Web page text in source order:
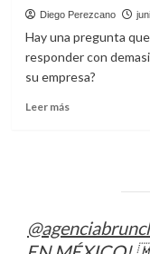
no
está
en
el
Diego Perezcano
Hay una pregunta
responder con
su empresa?
Leer másLeer
lo
que